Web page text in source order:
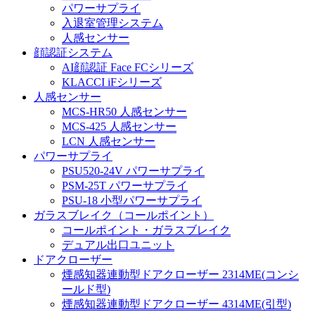
パワーサプライ
入退室管理システム
人感センサー
顔認証システム
AI顔認証 Face FCシリーズ
KLACCI iFシリーズ
人感センサー
MCS-HR50 人感センサー
MCS-425 人感センサー
LCN 人感センサー
パワーサプライ
PSU520-24V パワーサプライ
PSM-25T パワーサプライ
PSU-18 小型パワーサプライ
ガラスブレイク（コールポイント）
コールポイント・ガラスブレイク
デュアル出口ユニット
ドアクローザー
煙感知器連動型ドアクローザー 2314ME(コンシ
ールド型)
煙感知器連動型ドアクローザー 4314ME(引型)